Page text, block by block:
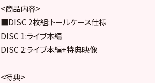
<商品内容>
■DISC 2枚組:トールケース仕様
DISC 1:ライブ本編
DISC 2:ライブ本編+特典映像
<特典>